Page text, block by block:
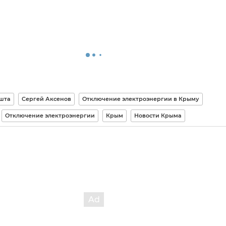
Сергей Аксенов Отключение электроэнергии в Крыму
Отключение электроэнергии Крым Новости Крыма